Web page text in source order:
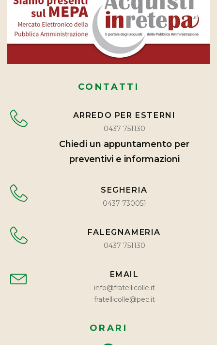
CONTATTI
ARREDO PER ESTERNI
0437 751130
Chiedi un appuntamento per
preventivi e informazioni
SEGHERIA
0437 730051
FALEGNAMERIA
0437 751130
EMAIL
info@fratellicolle.it
fratellicolle@pec.it
ORARI